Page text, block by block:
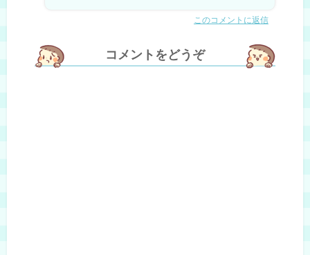
このコメントに返信
コメントをどうぞ